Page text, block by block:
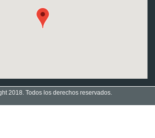
2018. Todos los derechos reservados.